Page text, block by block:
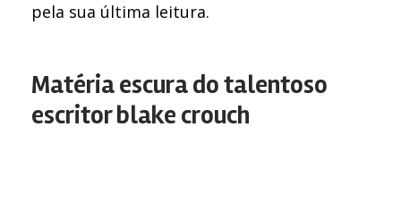
pela sua última leitura.
Matéria escura do talentoso
escritor blake crouch